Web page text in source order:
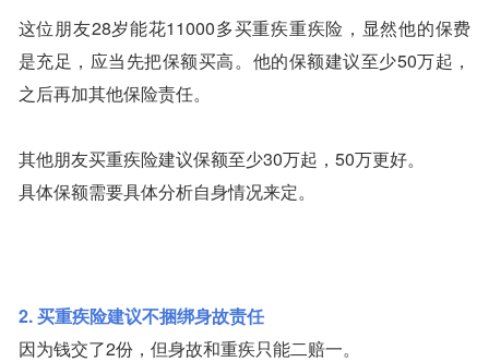
这位朋友28岁能花11000多买重疾重疾险，显然他的保费
是充足，应当先把保额买高。他的保额建议至少50万起，
之后再加其他保险责任。
其他朋友买重疾险建议保额至少30万起，50万更好。
具体保额需要具体分析自身情况来定。
2. 买重疾险建议不捆绑身故责任
因为钱交了2份，但身故和重疾只能二赔一。